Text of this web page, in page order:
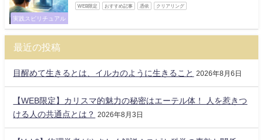
実践スピリチュアル
WEB限定 おすすめ記事 憑依 クリアリング
最近の投稿
目醒めて生きるとは、イルカのように生きること 2026年8月6日
【WEB限定】カリスマ的魅力の秘密はエーテル体！ 人を惹きつ
ける人の共通点とは？
2026年8月3日